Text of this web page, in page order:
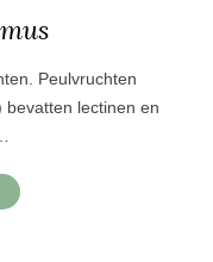
Peulvruchten
bevatten lectinen en